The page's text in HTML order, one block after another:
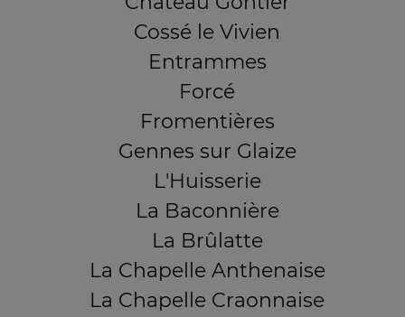
Cossé le Vivien
Entrammes
Forcé
Fromentières
Gennes sur Glaize
L'Huisserie
La Baconnière
La Brûlatte
La Chapelle Anthenaise
La Chapelle Craonnaise